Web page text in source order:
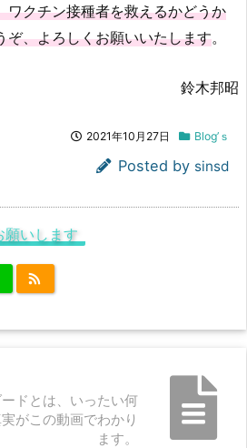
ワクチン接種者を救えるかどうか
ぞ、よろしくお願いいたします。
鈴木邦昭
2021年10月27日 Blog’ｓ
Posted by sinsd
願いします
ドとは、いったい何
がこの動画でわかり
ます。